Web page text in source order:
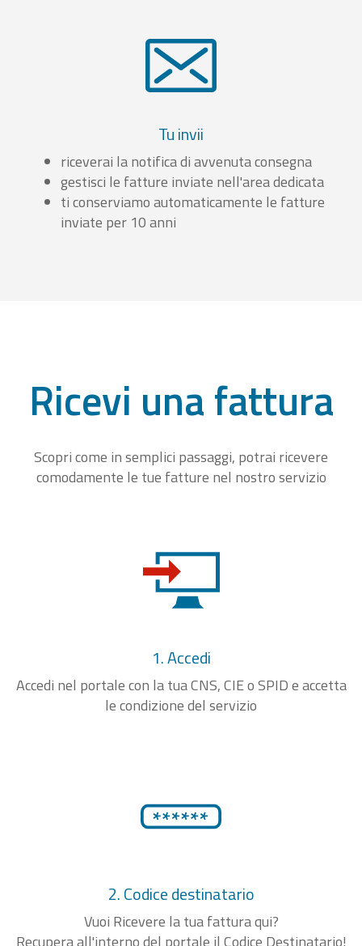
Tu invii
riceverai la notifica di avvenuta consegna
gestisci le fatture inviate nell'area dedicata
ti conserviamo automaticamente le fatture
inviate per 10 anni
Ricevi una fattura
Scopri come in semplici passaggi, potrai ricevere
comodamente le tue fatture nel nostro servizio
1. Accedi
Accedi nel portale con la tua CNS, CIE o SPID e accetta
le condizione del servizio
2. Codice destinatario
Vuoi Ricevere la tua fattura qui?
Recupera all'interno del portale il Codice Destinatario!